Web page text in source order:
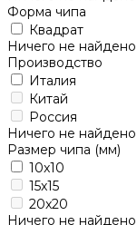
Форма чипа
Квадрат
Ничего не найдено
Производство
Италия
Китай
Россия
Ничего не найдено
Размер чипа (мм)
10x10
15x15
20x20
Ничего не найдено